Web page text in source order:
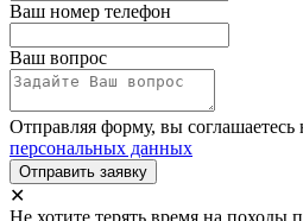
Ваш номер телефон
Ваш вопрос
Отправляя форму, вы соглашаетесь
персональных данных
Отправить заявку
✕
Не хотите терять время на походы